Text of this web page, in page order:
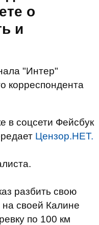
о
и
"Интер"
корреспондента
в соцсети Фейсбук
Цензор.НЕТ.
разбить свою
своей Калине
по 100 км